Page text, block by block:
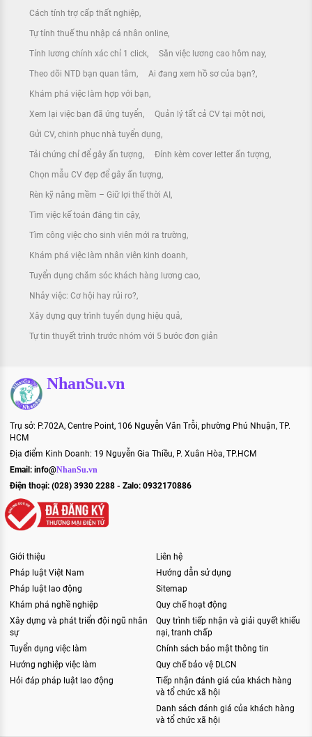
Cách tính trợ cấp thất nghiệp
Tự tính thuế thu nhập cá nhân online
Tính lương chính xác chỉ 1 click Săn việc lương cao hôm nay
Theo dõi NTD bạn quan tâm Ai đang xem hồ sơ của bạn?
Khám phá việc làm hợp với bạn
Xem lại việc bạn đã ứng tuyển Quản lý tất cả CV tại một nơi
Gửi CV, chinh phục nhà tuyển dụng
Tải chứng chỉ để gây ấn tượng Đính kèm cover letter ấn tượng
Chọn mẫu CV đẹp để gây ấn tượng
Rèn kỹ năng mềm – Giữ lợi thế thời AI
Tìm việc kế toán đáng tin cậy
Tìm công việc cho sinh viên mới ra trường
Khám phá việc làm nhân viên kinh doanh
Tuyển dụng chăm sóc khách hàng lương cao
Nhảy việc: Cơ hội hay rủi ro?
Xây dựng quy trình tuyển dụng hiệu quả
Tự tin thuyết trình trước nhóm với 5 bước đơn giản
NhanSu.vn
Trụ sở: P.702A, Centre Point, 106 Nguyễn Văn Trỗi, phường Phú Nhuận, TP.
HCM
Địa điểm Kinh Doanh: 19 Nguyễn Gia Thiều, P. Xuân Hòa, TP.HCM
Email: info@NhanSu.vn
Điện thoại: (028) 3930 2288 - Zalo: 0932170886
Giới thiệu
Pháp luật Việt Nam
Pháp luật lao động
Khám phá nghề nghiệp
Xây dựng và phát triển đội ngũ nhân
sự
Tuyển dụng việc làm
Hướng nghiệp việc làm
Hỏi đáp pháp luật lao động
Liên hệ
Hướng dẫn sử dụng
Sitemap
Quy chế hoạt động
Quy trình tiếp nhận và giải quyết khiếu
nại, tranh chấp
Chính sách bảo mật thông tin
Quy chế bảo vệ DLCN
Tiếp nhận đánh giá của khách hàng
và tổ chức xã hội
Danh sách đánh giá của khách hàng
và tổ chức xã hội